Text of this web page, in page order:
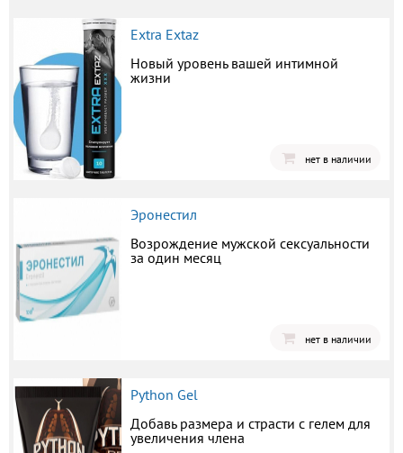
Extra Extaz
Новый уровень вашей интимной
жизни
нет в наличии
Эронестил
Возрождение мужской сексуальности
за один месяц
нет в наличии
Python Gel
Добавь размера и страсти с гелем для
увеличения члена